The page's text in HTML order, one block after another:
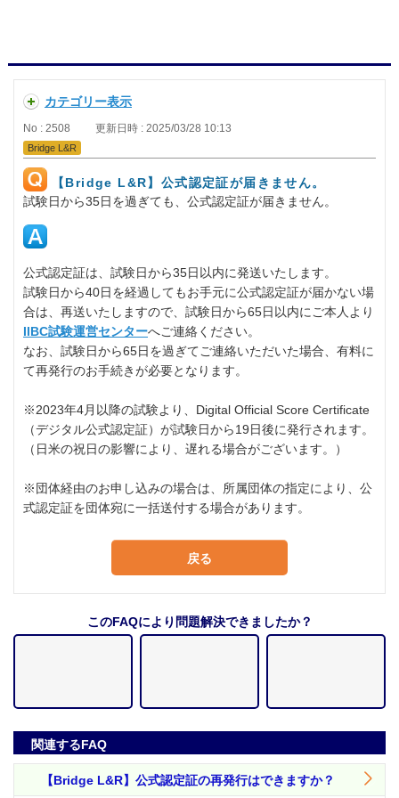
カテゴリー表示
No : 2508 更新日時 : 2025/03/28 10:13
Bridge L&R
【Bridge L&R】公式認定証が届きません。
試験日から35日を過ぎても、公式認定証が届きません。
公式認定証は、試験日から35日以内に発送いたします。
試験日から40日を経過してもお手元に公式認定証が届かない場
合は、再送いたしますので、試験日から65日以内にご本人より
IIBC試験運営センターへご連絡ください。
なお、試験日から65日を過ぎてご連絡いただいた場合、有料に
て再発行のお手続きが必要となります。
※2023年4月以降の試験より、Digital Official Score Certificate
（デジタル公式認定証）が試験日から19日後に発行されます。
（日米の祝日の影響により、遅れる場合がございます。）
※団体経由のお申し込みの場合は、所属団体の指定により、公
式認定証を団体宛に一括送付する場合があります。
戻る
このFAQにより問題解決できましたか？
関連するFAQ
【Bridge L&R】公式認定証の再発行はできますか？